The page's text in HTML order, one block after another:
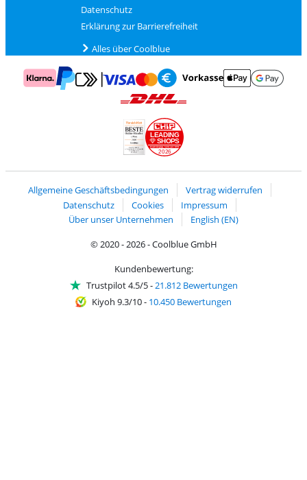
Datenschutz
Erklärung zur Barrierefreiheit
Alles über Coolblue
Zahlung mit PayPal
Zahlung mit Mastercard und Visa über Click to Pay
Zahlung mit Vorkasse
2026
LEADING
SHOPS
Allgemeine Geschäftsbedingungen
Vertrag widerrufen
Datenschutz
Cookies
Impressum
Über unser Unternehmen
English (EN)
© 2020 - 2026 - Coolblue GmbH
Kundenbewertung:
Trustpilot 4.5/5-21.812 Bewertungen
Kiyoh 9.3/10- 10.450 Bewertungen